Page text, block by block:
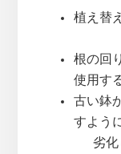
植え替
根の回
使用す
古い鉢
すよう
劣化